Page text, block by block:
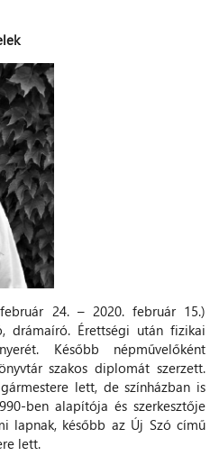
24. – 2020. február 15.)
drámaíró. Érettségi után fizikai
Később népművelőként
szakos diplomát szerzett.
lett, de színházban is
ben alapítója és szerkesztője
lapnak, később az Új Szó című
lett.